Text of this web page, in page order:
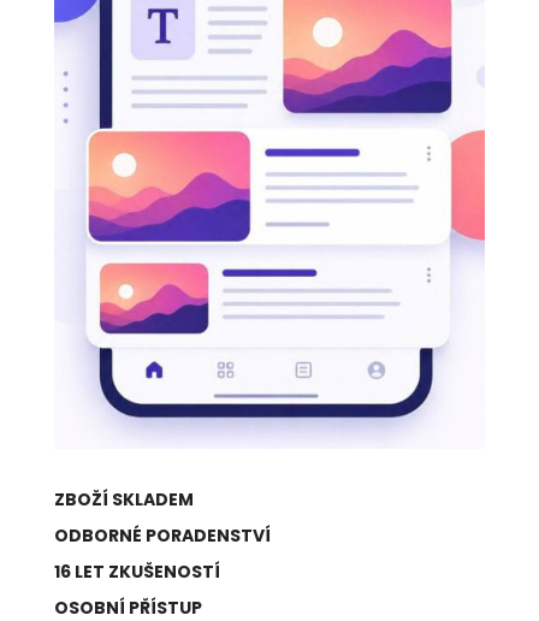
ZBOŽÍ SKLADEM
ODBORNÉ PORADENSTVÍ
16 LET ZKUŠENOSTÍ
OSOBNÍ PŘÍSTUP